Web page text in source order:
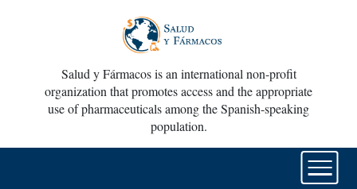
Salud y Fármacos is an international non-profit
organization that promotes access and the appropriate
use of pharmaceuticals among the Spanish-speaking
population.